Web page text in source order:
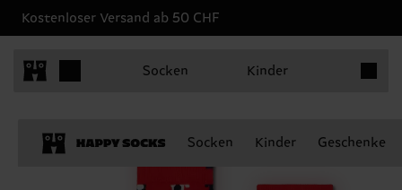
Kostenloser Versand ab 50 CHF
Socken Kinder
Socken Kinder Geschenke